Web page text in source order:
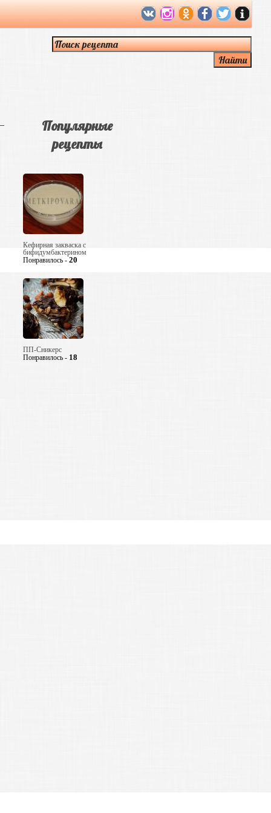
Популярные
рецепты
Кефирная закваска с
бифидумбактерином
Понравилось - 20
ПП-Сникерс
Понравилось - 18